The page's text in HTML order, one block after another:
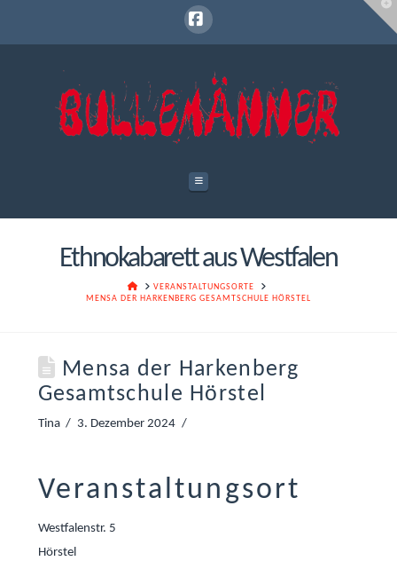
Facebook
Navigation
Ethnokabarett aus Westfalen
HOMEVERANSTALTUNGSORTE
MENSA DER HARKENBERG GESAMTSCHULE HÖRSTEL
Mensa der Harkenberg
Gesamtschule Hörstel
Tina 3. Dezember 2024
Veranstaltungsort
Westfalenstr. 5
Hörstel